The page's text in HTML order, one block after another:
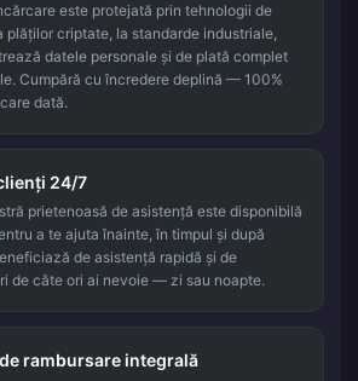
este protejată prin tehnologii de
plăților criptate, la standarde industriale,
datele personale și de plată complet
Cumpără cu încredere deplină — 100%
dată.
24/7
prietenoasă de asistență este disponibilă
a te ajuta înainte, în timpul și după
de asistență rapidă și de
de câte ori ai nevoie — zi sau noapte.
rambursare integrală